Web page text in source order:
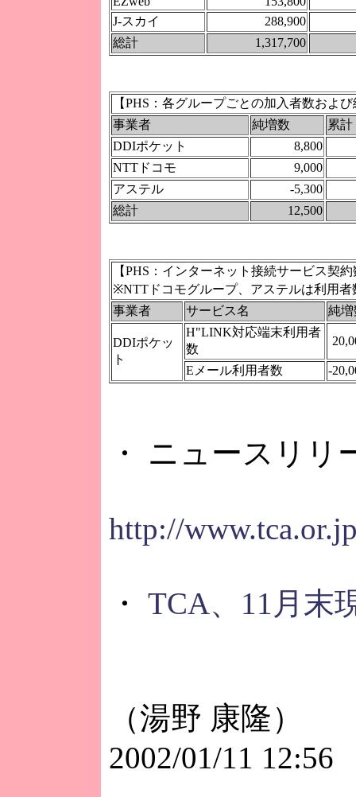
J-スカイ
288,900
総計
1,317,700
【PHS：各グループごとの加入者数およ
事業者
純増数
累計
DDIポケット
8,800
NTTドコモ
9,000
アステル
-5,300
総計
12,500
【PHS：インターネット接続サービス契
※NTTドコモグループ、アステルは利用者
事業者
サービス名 純増
DDIポケッ
ト
H"LINK対応端末利用者
数
Eメール利用者数 -
・ ニュースリリ
http://
・ TCA、11月末
（湯野 康隆）
2002/01/11 12:56